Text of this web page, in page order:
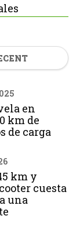
en
km de
de carga
km y
cuesta
una